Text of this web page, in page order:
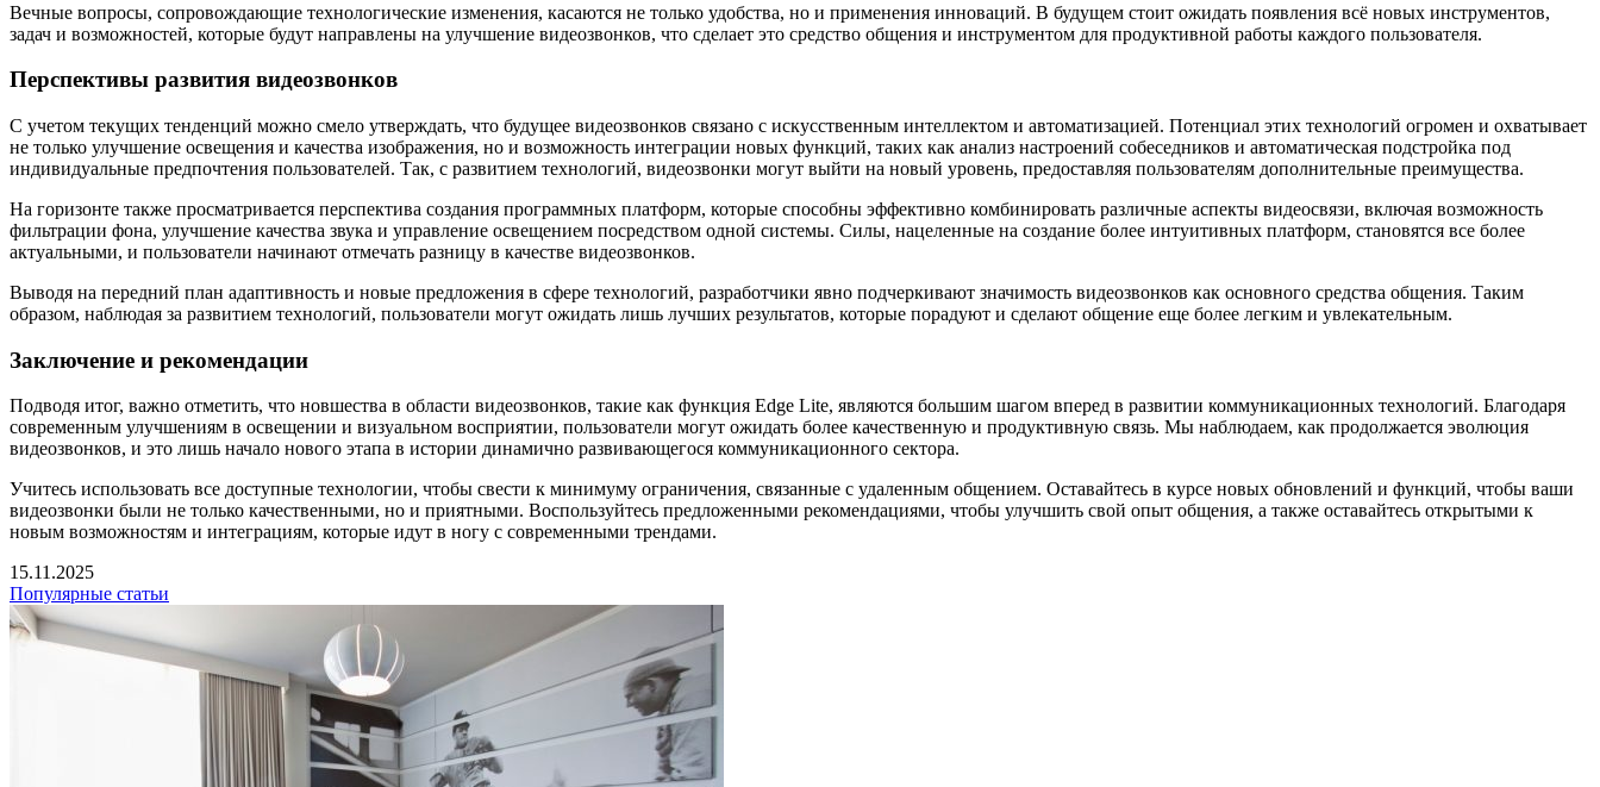
Вечные вопросы, сопровождающие технологические изменения, касаются не только удобства, но и применения инноваций. В будущем стоит ожидать появления всё новых инструментов,
задач и возможностей, которые будут направлены на улучшение видеозвонков, что сделает это средство общения и инструментом для продуктивной работы каждого пользователя.
Перспективы развития видеозвонков
С учетом текущих тенденций можно смело утверждать, что будущее видеозвонков связано с искусственным интеллектом и автоматизацией. Потенциал этих технологий огромен и охватывает
не только улучшение освещения и качества изображения, но и возможность интеграции новых функций, таких как анализ настроений собеседников и автоматическая подстройка под
индивидуальные предпочтения пользователей. Так, с развитием технологий, видеозвонки могут выйти на новый уровень, предоставляя пользователям дополнительные преимущества.
На горизонте также просматривается перспектива создания программных платформ, которые способны эффективно комбинировать различные аспекты видеосвязи, включая возможность
фильтрации фона, улучшение качества звука и управление освещением посредством одной системы. Силы, нацеленные на создание более интуитивных платформ, становятся все более
актуальными, и пользователи начинают отмечать разницу в качестве видеозвонков.
Выводя на передний план адаптивность и новые предложения в сфере технологий, разработчики явно подчеркивают значимость видеозвонков как основного средства общения. Таким
образом, наблюдая за развитием технологий, пользователи могут ожидать лишь лучших результатов, которые порадуют и сделают общение еще более легким и увлекательным.
Заключение и рекомендации
Подводя итог, важно отметить, что новшества в области видеозвонков, такие как функция Edge Lite, являются большим шагом вперед в развитии коммуникационных технологий. Благодаря
современным улучшениям в освещении и визуальном восприятии, пользователи могут ожидать более качественную и продуктивную связь. Мы наблюдаем, как продолжается эволюция
видеозвонков, и это лишь начало нового этапа в истории динамично развивающегося коммуникационного сектора.
Учитесь использовать все доступные технологии, чтобы свести к минимуму ограничения, связанные с удаленным общением. Оставайтесь в курсе новых обновлений и функций, чтобы ваши
видеозвонки были не только качественными, но и приятными. Воспользуйтесь предложенными рекомендациями, чтобы улучшить свой опыт общения, а также оставайтесь открытыми к
новым возможностям и интеграциям, которые идут в ногу с современными трендами.
15.11.2025
Популярные статьи